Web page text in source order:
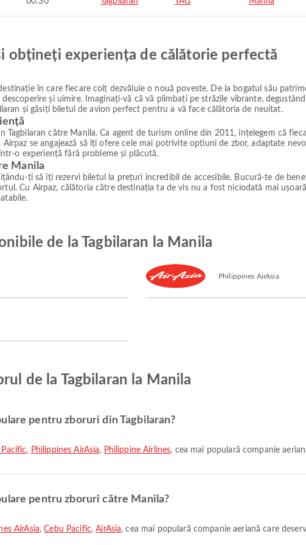
obțineți experiența de călătorie perfectă
în care fiecare colț dezvăluie o nouă poveste. De la bogatul său
și uimire. Imaginați-vă că vă plimbați pe străzile vibrante,
și găsiți biletul de avion perfect pentru a vă face călătoria de neuitat.
Tagbilaran către Manila. Ca agent de turism online din 2011, înțelegem că
se angajează să îți ofere cele mai potrivite opțiuni de zbor, adaptate
o experiență fără probleme și plăcută.
Manila
ți să îți rezervi biletul la prețuri incredibil de accesibile. Bucură-te de
Cu Airpaz, călătoria către destinația ta de vis nu a fost niciodată mai
de la Tagbilaran la Manila
Philippines AirAsia
de la Tagbilaran la Manila
pentru zboruri din Tagbilaran?
, Philippines AirAsia, Philippine Airlines, cea mai populară companie
pentru zboruri către Manila?
AirAsia,Cebu Pacific,AirAsia, cea mai populară companie aeriană care